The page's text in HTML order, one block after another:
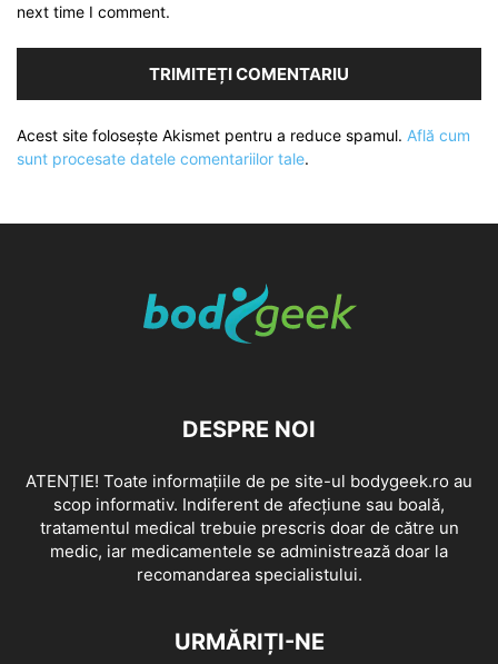
next time I comment.
Acest site folosește Akismet pentru a reduce spamul. Află cum
sunt procesate datele comentariilor tale.
DESPRE NOI
ATENȚIE! Toate informațiile de pe site-ul bodygeek.ro au
scop informativ. Indiferent de afecțiune sau boală,
tratamentul medical trebuie prescris doar de către un
medic, iar medicamentele se administrează doar la
recomandarea specialistului.
URMĂRIȚI-NE